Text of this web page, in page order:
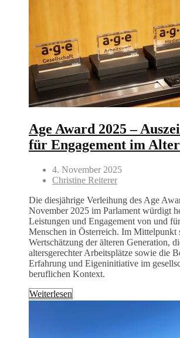
Age Award 2025 –
für Engagement im Alter
4. November 2025
Christine Reiterer
Die diesjährige Verleihung des Age
November 2025 im Parlament würdigt
Leistungen und Engagement von und
Menschen in Österreich. Im Mittelpunkt
Wertschätzung der älteren Generation,
altersgerechter Arbeitsplätze sowie die
Erfahrung und Eigeninitiative im
beruflichen Kontext.
Weiterlesen